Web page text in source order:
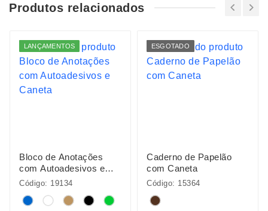
Produtos relacionados
LANÇAMENTOS
Bloco de Anotações
com Autoadesivos e
Caneta
Código: 19134
ESGOTADO
Caderno de Papelão
com Caneta
Código: 15364